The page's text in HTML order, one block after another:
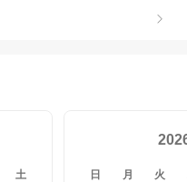
土 日 月 火